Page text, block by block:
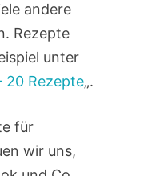
andere
Rezepte
unter
20 Rezepte„.
für
wir uns,